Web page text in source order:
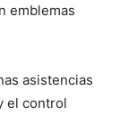
emblemas
asistencias
el control